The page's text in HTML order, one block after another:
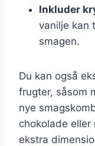
Inkluder
vanilje kan
smagen.
Du kan også
frugter, såsom
nye
chokolade eller
ekstra